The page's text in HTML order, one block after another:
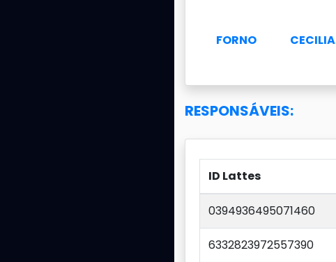
FORNO CECILIA
RESPONSÁVEIS:
ID Lattes
0394936495071460
6332823972557390